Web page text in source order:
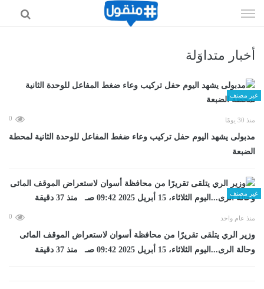
الى
أخبار متداوَلة
غير مصنف
منذ 30 يومًا 0
مدبولى يشهد اليوم حفل تركيب وعاء ضغط المفاعل للوحدة الثانية لمحطة
الضبعة
غير مصنف
منذ عام واحد 0
وزير الري يتلقى تقريرًا من محافظة أسوان لاستعراض الموقف المائى
وحالة الرى...اليوم الثلاثاء، 15 أبريل 2025 09:42 صـ منذ 37 دقيقة